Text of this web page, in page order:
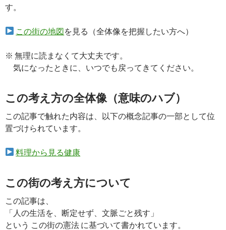
す。
この街の地図を見る（全体像を把握したい方へ）
※ 無理に読まなくて大丈夫です。
気になったときに、いつでも戻ってきてください。
この考え方の全体像（意味のハブ）
この記事で触れた内容は、以下の概念記事の一部として位
置づけられています。
料理から見る健康
この街の考え方について
この記事は、
「人の生活を、断定せず、文脈ごと残す」
という この街の憲法 に基づいて書かれています。